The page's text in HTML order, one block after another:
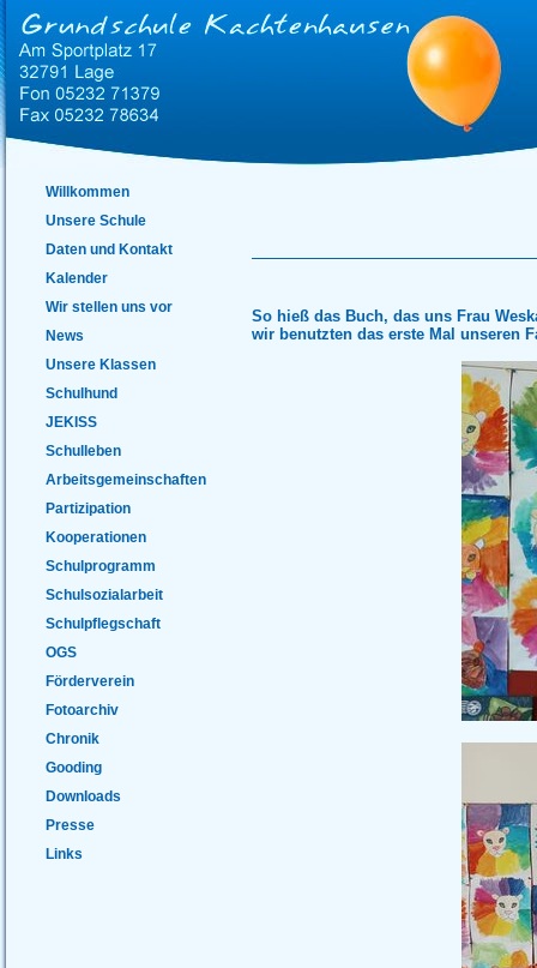
Willkommen
Unsere Schule
Daten und Kontakt
Kalender
Wir stellen uns vor
News
Unsere Klassen
Schulhund
JEKISS
Schulleben
Arbeitsgemeinschaften
Partizipation
Kooperationen
Schulprogramm
Schulsozialarbeit
Schulpflegschaft
OGS
Förderverein
Fotoarchiv
Chronik
Gooding
Downloads
Presse
Links
So hieß das Buch, das uns Frau
wir benutzten das erste Mal unseren